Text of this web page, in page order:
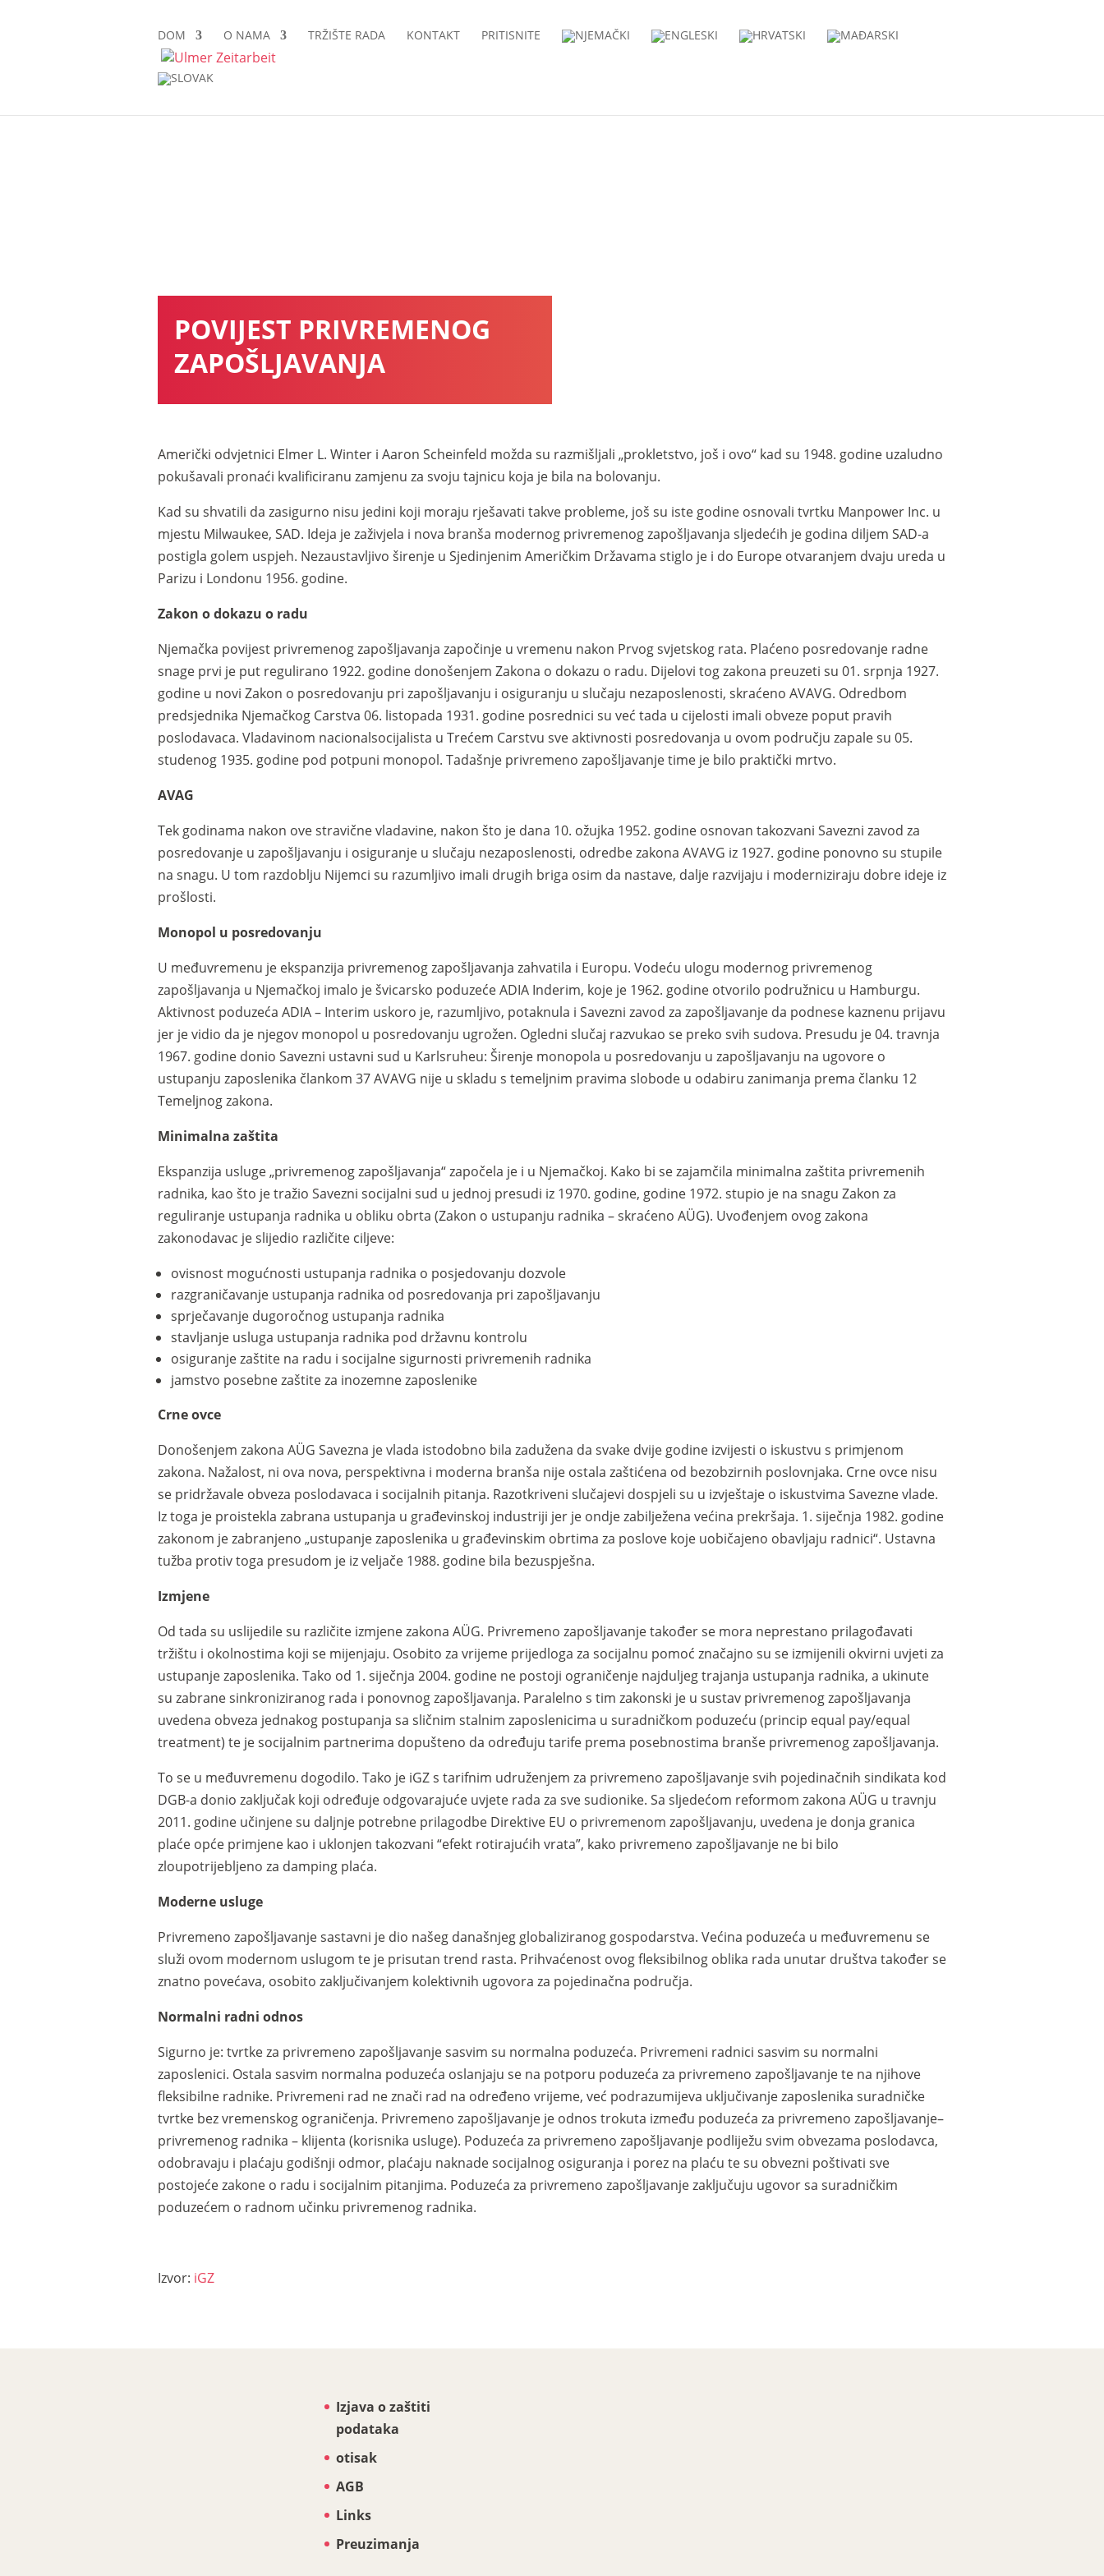
DOM O NAMA TRŽIŠTE RADA KONTAKT PRITISNITE
POVIJEST PRIVREMENOG
ZAPOŠLJAVANJA
Američki odvjetnici Elmer L. Winter i Aaron Scheinfeld možda su razmišljali „prokletstvo, još i ovo“ kad su 1948. godine uzaludno
pokušavali pronaći kvalificiranu zamjenu za svoju tajnicu koja je bila na bolovanju.
Kad su shvatili da zasigurno nisu jedini koji moraju rješavati takve probleme, još su iste godine osnovali tvrtku Manpower Inc. u
mjestu Milwaukee, SAD. Ideja je zaživjela i nova branša modernog privremenog zapošljavanja sljedećih je godina diljem SAD-a
postigla golem uspjeh. Nezaustavljivo širenje u Sjedinjenim Američkim Državama stiglo je i do Europe otvaranjem dvaju ureda u
Parizu i Londonu 1956. godine.
Zakon o dokazu o radu
Njemačka povijest privremenog zapošljavanja započinje u vremenu nakon Prvog svjetskog rata. Plaćeno posredovanje radne
snage prvi je put regulirano 1922. godine donošenjem Zakona o dokazu o radu. Dijelovi tog zakona preuzeti su 01. srpnja 1927.
godine u novi Zakon o posredovanju pri zapošljavanju i osiguranju u slučaju nezaposlenosti, skraćeno AVAVG. Odredbom
predsjednika Njemačkog Carstva 06. listopada 1931. godine posrednici su već tada u cijelosti imali obveze poput pravih
poslodavaca. Vladavinom nacionalsocijalista u Trećem Carstvu sve aktivnosti posredovanja u ovom području zapale su 05.
studenog 1935. godine pod potpuni monopol. Tadašnje privremeno zapošljavanje time je bilo praktički mrtvo.
AVAG
Tek godinama nakon ove stravične vladavine, nakon što je dana 10. ožujka 1952. godine osnovan takozvani Savezni zavod za
posredovanje u zapošljavanju i osiguranje u slučaju nezaposlenosti, odredbe zakona AVAVG iz 1927. godine ponovno su stupile
na snagu. U tom razdoblju Nijemci su razumljivo imali drugih briga osim da nastave, dalje razvijaju i moderniziraju dobre ideje iz
prošlosti.
Monopol u posredovanju
U međuvremenu je ekspanzija privremenog zapošljavanja zahvatila i Europu. Vodeću ulogu modernog privremenog
zapošljavanja u Njemačkoj imalo je švicarsko poduzeće ADIA Inderim, koje je 1962. godine otvorilo podružnicu u Hamburgu.
Aktivnost poduzeća ADIA – Interim uskoro je, razumljivo, potaknula i Savezni zavod za zapošljavanje da podnese kaznenu prijavu
jer je vidio da je njegov monopol u posredovanju ugrožen. Ogledni slučaj razvukao se preko svih sudova. Presudu je 04. travnja
1967. godine donio Savezni ustavni sud u Karlsruheu: Širenje monopola u posredovanju u zapošljavanju na ugovore o
ustupanju zaposlenika člankom 37 AVAVG nije u skladu s temeljnim pravima slobode u odabiru zanimanja prema članku 12
Temeljnog zakona.
Minimalna zaštita
Ekspanzija usluge „privremenog zapošljavanja“ započela je i u Njemačkoj. Kako bi se zajamčila minimalna zaštita privremenih
radnika, kao što je tražio Savezni socijalni sud u jednoj presudi iz 1970. godine, godine 1972. stupio je na snagu Zakon za
reguliranje ustupanja radnika u obliku obrta (Zakon o ustupanju radnika – skraćeno AÜG). Uvođenjem ovog zakona
zakonodavac je slijedio različite ciljeve:
ovisnost mogućnosti ustupanja radnika o posjedovanju dozvole
razgraničavanje ustupanja radnika od posredovanja pri zapošljavanju
sprječavanje dugoročnog ustupanja radnika
stavljanje usluga ustupanja radnika pod državnu kontrolu
osiguranje zaštite na radu i socijalne sigurnosti privremenih radnika
jamstvo posebne zaštite za inozemne zaposlenike
Crne ovce
Donošenjem zakona AÜG Savezna je vlada istodobno bila zadužena da svake dvije godine izvijesti o iskustvu s primjenom
zakona. Nažalost, ni ova nova, perspektivna i moderna branša nije ostala zaštićena od bezobzirnih poslovnjaka. Crne ovce nisu
se pridržavale obveza poslodavaca i socijalnih pitanja. Razotkriveni slučajevi dospjeli su u izvještaje o iskustvima Savezne vlade.
Iz toga je proistekla zabrana ustupanja u građevinskoj industriji jer je ondje zabilježena većina prekršaja. 1. siječnja 1982. godine
zakonom je zabranjeno „ustupanje zaposlenika u građevinskim obrtima za poslove koje uobičajeno obavljaju radnici“. Ustavna
tužba protiv toga presudom je iz veljače 1988. godine bila bezuspješna.
Izmjene
Od tada su uslijedile su različite izmjene zakona AÜG. Privremeno zapošljavanje također se mora neprestano prilagođavati
tržištu i okolnostima koji se mijenjaju. Osobito za vrijeme prijedloga za socijalnu pomoć značajno su se izmijenili okvirni uvjeti za
ustupanje zaposlenika. Tako od 1. siječnja 2004. godine ne postoji ograničenje najduljeg trajanja ustupanja radnika, a ukinute
su zabrane sinkroniziranog rada i ponovnog zapošljavanja. Paralelno s tim zakonski je u sustav privremenog zapošljavanja
uvedena obveza jednakog postupanja sa sličnim stalnim zaposlenicima u suradničkom poduzeću (princip equal pay/equal
treatment) te je socijalnim partnerima dopušteno da određuju tarife prema posebnostima branše privremenog zapošljavanja.
To se u međuvremenu dogodilo. Tako je iGZ s tarifnim udruženjem za privremeno zapošljavanje svih pojedinačnih sindikata kod
DGB-a donio zaključak koji određuje odgovarajuće uvjete rada za sve sudionike. Sa sljedećom reformom zakona AÜG u travnju
2011. godine učinjene su daljnje potrebne prilagodbe Direktive EU o privremenom zapošljavanju, uvedena je donja granica
plaće opće primjene kao i uklonjen takozvani “efekt rotirajućih vrata”, kako privremeno zapošljavanje ne bi bilo
zloupotrijebljeno za damping plaća.
Moderne usluge
Privremeno zapošljavanje sastavni je dio našeg današnjeg globaliziranog gospodarstva. Većina poduzeća u međuvremenu se
služi ovom modernom uslugom te je prisutan trend rasta. Prihvaćenost ovog fleksibilnog oblika rada unutar društva također se
znatno povećava, osobito zaključivanjem kolektivnih ugovora za pojedinačna područja.
Normalni radni odnos
Sigurno je: tvrtke za privremeno zapošljavanje sasvim su normalna poduzeća. Privremeni radnici sasvim su normalni
zaposlenici. Ostala sasvim normalna poduzeća oslanjaju se na potporu poduzeća za privremeno zapošljavanje te na njihove
fleksibilne radnike. Privremeni rad ne znači rad na određeno vrijeme, već podrazumijeva uključivanje zaposlenika suradničke
tvrtke bez vremenskog ograničenja. Privremeno zapošljavanje je odnos trokuta između poduzeća za privremeno zapošljavanje–
privremenog radnika – klijenta (korisnika usluge). Poduzeća za privremeno zapošljavanje podliježu svim obvezama poslodavca,
odobravaju i plaćaju godišnji odmor, plaćaju naknade socijalnog osiguranja i porez na plaću te su obvezni poštivati sve
postojeće zakone o radu i socijalnim pitanjima. Poduzeća za privremeno zapošljavanje zaključuju ugovor sa suradničkim
poduzećem o radnom učinku privremenog radnika.
Izvor: iGZ
Izjava o zaštiti
podataka
otisak
AGB
Links
Preuzimanja